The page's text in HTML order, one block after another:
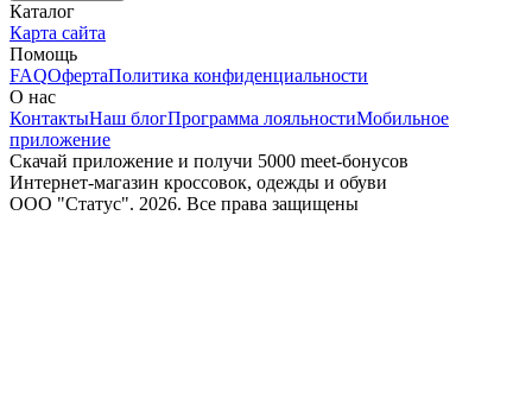
Каталог
Карта сайта
Помощь
FAQОфертаПолитика конфиденциальности
О нас
КонтактыНаш блогПрограмма лояльностиМобильное
приложение
Скачай приложение и получи 5000 meet-бонусов
Интернет-магазин кроссовок, одежды и обуви
ООО "Статус". 2026. Все права защищены